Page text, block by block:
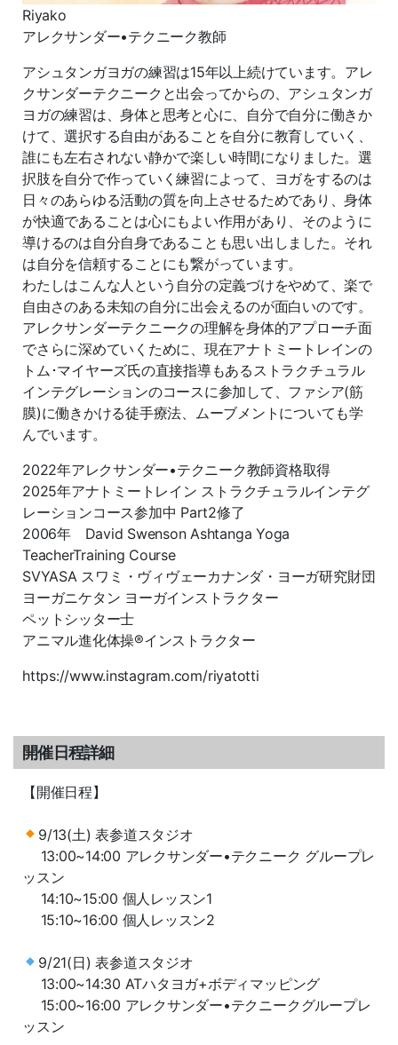
Riyako
アレクサンダー•テクニーク教師
アシュタンガヨガの練習は15年以上続けています。アレ
クサンダーテクニークと出会ってからの、アシュタンガ
ヨガの練習は、身体と思考と心に、自分で自分に働きか
けて、選択する自由があることを自分に教育していく、
誰にも左右されない静かで楽しい時間になりました。選
択肢を自分で作っていく練習によって、ヨガをするのは
日々のあらゆる活動の質を向上させるためであり、身体
が快適であることは心にもよい作用があり、そのように
導けるのは自分自身であることも思い出しました。それ
は自分を信頼することにも繋がっています。
わたしはこんな人という自分の定義づけをやめて、楽で
自由さのある未知の自分に出会えるのが面白いのです。
アレクサンダーテクニークの理解を身体的アプローチ面
でさらに深めていくために、現在アナトミートレインの
トム･マイヤーズ氏の直接指導もあるストラクチュラル
インテグレーションのコースに参加して、ファシア(筋
膜)に働きかける徒手療法、ムーブメントについても学
んでいます。
2022年アレクサンダー•テクニーク教師資格取得
2025年アナトミートレイン ストラクチュラルインテグ
レーションコース参加中 Part2修了
2006年 David Swenson Ashtanga Yoga
TeacherTraining Course
SVYASA スワミ・ヴィヴェーカナンダ・ヨーガ研究財団
ヨーガニケタン ヨーガインストラクター
ペットシッター士
アニマル進化体操®︎インストラクター
https://www.instagram.com/riyatotti
開催日程詳細
【開催日程】
9/13(土) 表参道スタジオ
13:00~14:00 アレクサンダー•テクニーク グループレ
ッスン
14:10~15:00 個人レッスン1
15:10~16:00 個人レッスン2
9/21(日) 表参道スタジオ
13:00~14:30 ATハタヨガ+ボディマッピング
15:00~16:00 アレクサンダー•テクニークグループレ
ッスン